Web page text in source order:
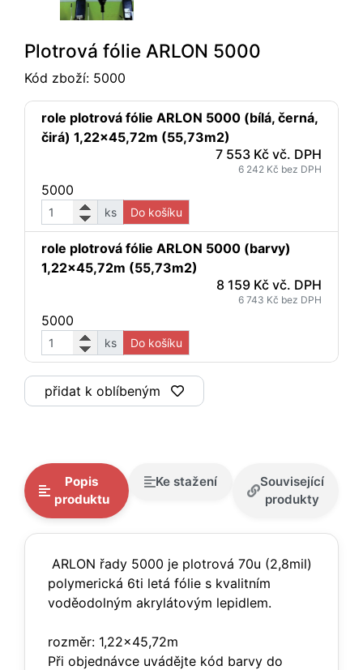
Plotrová fólie ARLON 5000
Kód zboží: 5000
role plotrová fólie ARLON 5000 (bílá, černá,
čirá) 1,22x45,72m (55,73m2)
7 553 Kč vč. DPH
6 242 Kč bez DPH
5000
ks Do košíku
role plotrová fólie ARLON 5000 (barvy)
1,22x45,72m (55,73m2)
8 159 Kč vč. DPH
6 743 Kč bez DPH
5000
ks Do košíku
přidat k oblíbeným
Popis
produktu
Ke stažení
Související
produkty
ARLON řady 5000 je plotrová 70u (2,8mil)
polymerická 6ti letá fólie s kvalitním
voděodolným akrylátovým lepidlem.
rozměr: 1,22x45,72m
Při objednávce uvádějte kód barvy do